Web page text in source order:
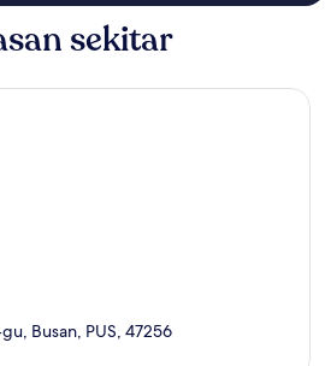
sekitar
Busan, PUS, 47256